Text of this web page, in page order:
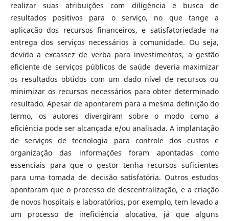
realizar suas atribuições com diligência e busca de
resultados positivos para o serviço, no que tange a
aplicação dos recursos financeiros, e satisfatoriedade na
entrega dos serviços necessários à comunidade. Ou seja,
devido a excassez de verba para investimentos, a gestão
eficiente de serviços públicos de saúde deveria maximizar
os resultados obtidos com um dado nível de recursos ou
minimizar os recursos necessários para obter determinado
resultado. Apesar de apontarem para a mesma definição do
termo, os autores divergiram sobre o modo como a
eficiência pode ser alcançada e/ou analisada. A implantação
de serviços de tecnologia para controle dos custos e
organização das informações foram apontadas como
essenciais para que o gestor tenha recursos suficientes
para uma tomada de decisão satisfatória. Outros estudos
apontaram que o processo de descentralização, e a criação
de novos hospitais e laboratórios, por exemplo, tem levado a
um processo de ineficiência alocativa, já que alguns